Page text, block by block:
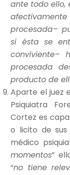
ante todo ello,
procesada–
si ésta se
conviviente–
procesada
producto de
Aparte el juez
Psiquiatra
Cortez es
o licito de
médico
momentos”
“no tiene